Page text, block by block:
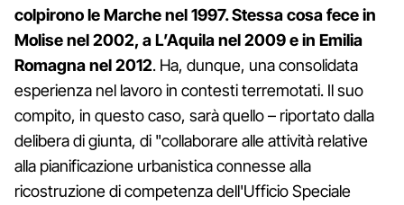
colpirono le Marche nel 1997. Stessa cosa fece in
Molise nel 2002, a L’Aquila nel 2009 e in Emilia
Romagna nel 2012. Ha, dunque, una consolidata
esperienza nel lavoro in contesti terremotati. Il suo
compito, in questo caso, sarà quello – riportato dalla
delibera di giunta, di "collaborare alle attività relative
alla pianificazione urbanistica connesse alla
ricostruzione di competenza dell'Ufficio Speciale